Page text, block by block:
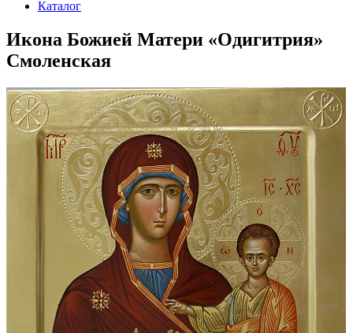
Каталог
Икона Божией Матери «Одигитрия»
Смоленская